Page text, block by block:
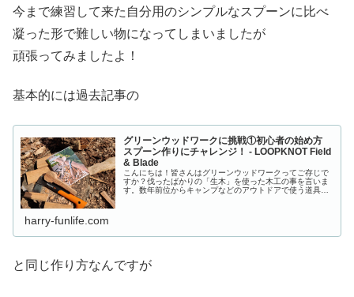
今まで練習して来た自分用のシンプルなスプーンに比べ
凝った形で難しい物になってしまいましたが
頑張ってみましたよ！
基本的には過去記事の
グリーンウッドワークに挑戦①初心者の始め方
スプーン作りにチャレンジ！ - LOOPKNOT Field
& Blade
こんにちは！皆さんはグリーンウッドワークってご存じで
すか？伐ったばかりの「生木」を使った木工の事を言いま
す。数年前位からキャンプなどのアウトドアで使う道具
harry-funlife.com
と同じ作り方なんですが